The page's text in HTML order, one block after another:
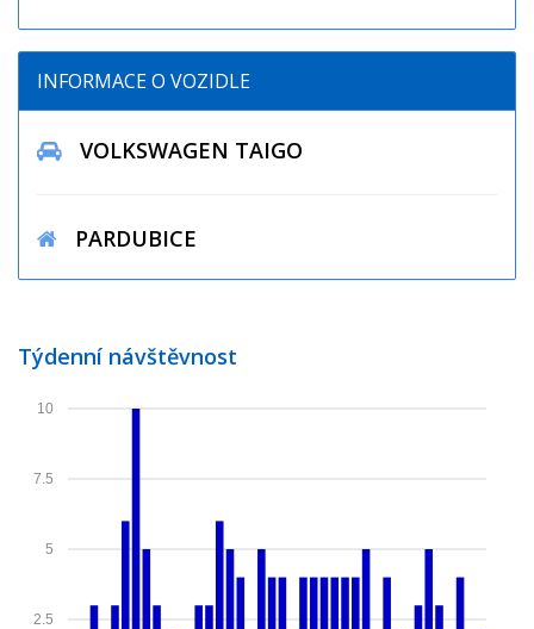
INFORMACE O VOZIDLE
VOLKSWAGEN TAIGO
PARDUBICE
Týdenní návštěvnost
2.5
5
7.5
10